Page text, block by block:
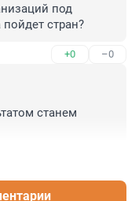
под
стран?
+0 –0
станем